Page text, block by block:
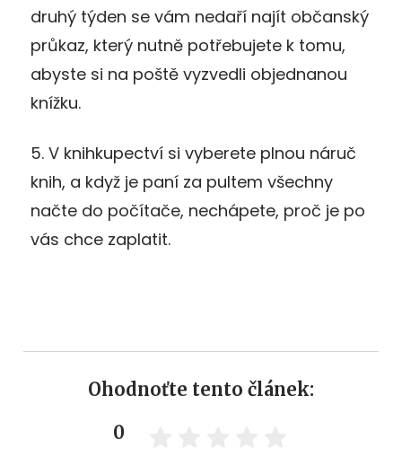
druhý týden se vám nedaří najít občanský
průkaz, který nutně potřebujete k tomu,
abyste si na poště vyzvedli objednanou
knížku.
5. V knihkupectví si vyberete plnou náruč
knih, a když je paní za pultem všechny
načte do počítače, nechápete, proč je po
vás chce zaplatit.
Ohodnoťte tento článek:
0